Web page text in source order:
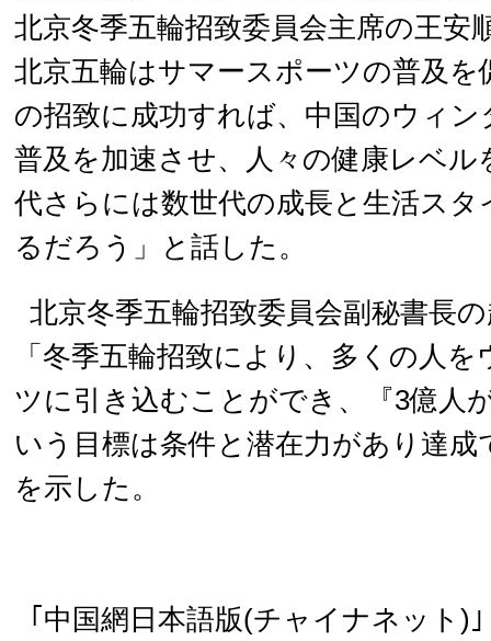
北京冬季五輪招致委員会主席の王安
北京五輪はサマースポーツの普及を
の招致に成功すれば、中国のウィ
普及を加速させ、人々の健康レベル
代さらには数世代の成長と生活スタ
るだろう」と話した。
北京冬季五輪招致委員会副秘書長
「冬季五輪招致により、多くの人
ツに引き込むことができ、『3億人
いう目標は条件と潜在力があり達成
を示した。
｢中国網日本語版(チャイナネット)